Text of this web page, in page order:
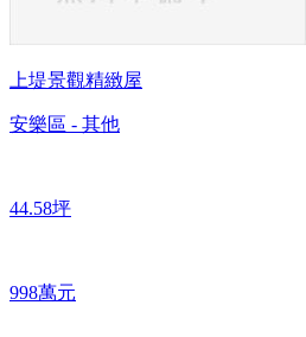
上堤景觀精緻屋
安樂區 - 其他
44.58坪
998萬元